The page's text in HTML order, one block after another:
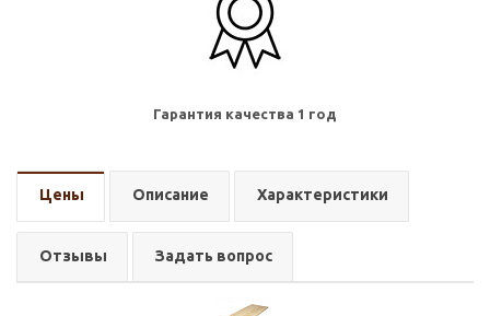
Гарантия качества 1 год
Цены Описание Характеристики
Отзывы Задать вопрос